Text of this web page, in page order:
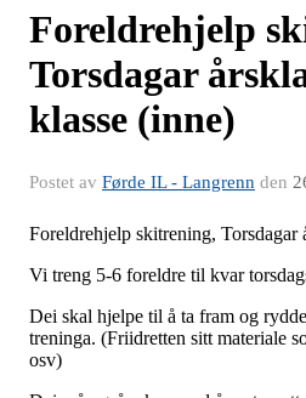
Foreldrehjelp
Torsdagar
klasse (inne)
Postet av Førde IL - Langrenn den
Foreldrehjelp skitrening, Torsdagar
Vi treng 5-6 foreldre til kvar
Dei skal hjelpe til å ta fram og
treninga. (Friidretten sitt materiale
osv)